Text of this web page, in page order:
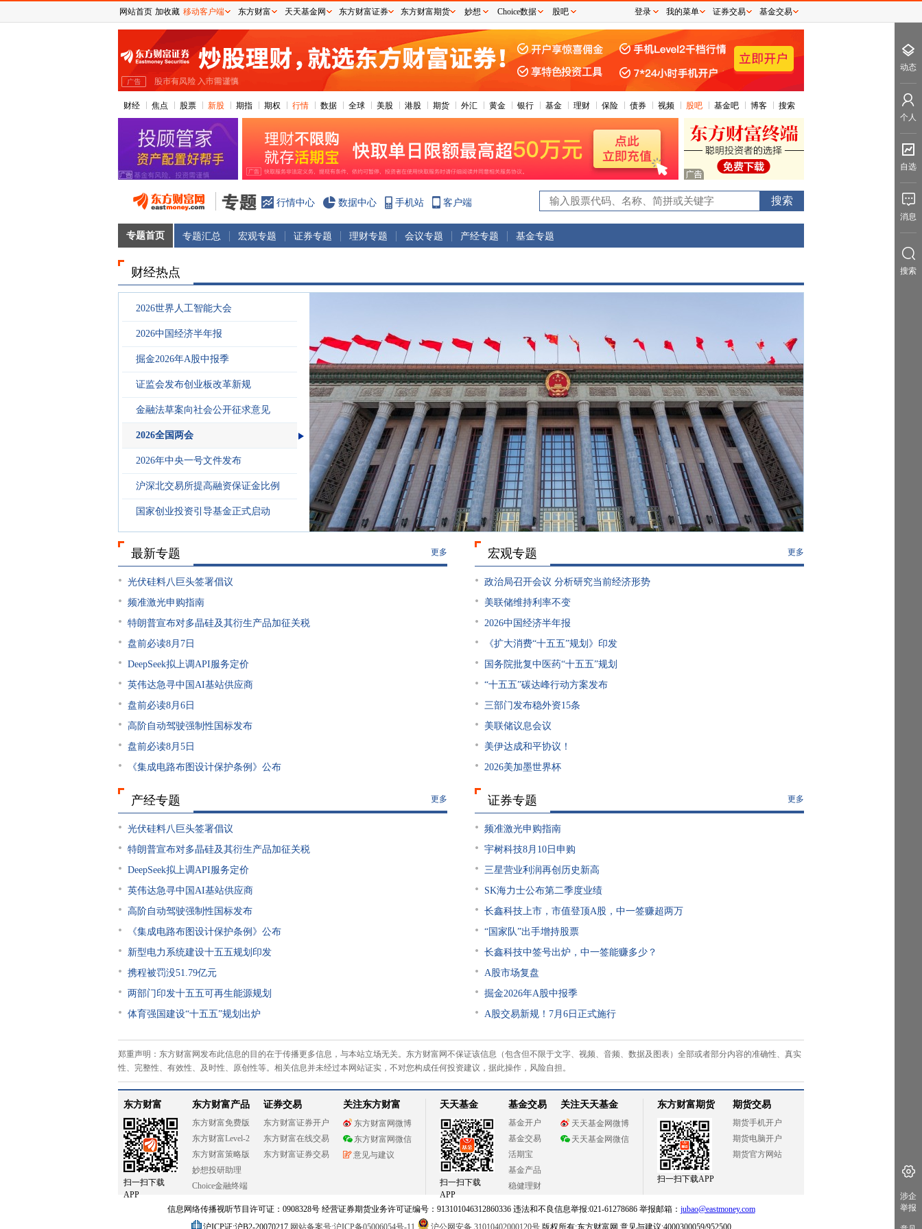
财经 焦点 股票 新股 期指 期权 行情 数据 全球 美股 港股 期货 外汇 黄金 银行 基金 理财 保险 债券 视频 股吧 基金吧 博客 搜索
行情中心 数据中心 手机站 客户端
专题首页 专题汇总 宏观专题 证券专题 理财专题 会议专题 产经专题 基金专题
财经热点
2026世界人工智能大会
2026中国经济半年报
掘金2026年A股中报季
证监会发布创业板改革新规
金融法草案向社会公开征求意见
2026全国两会
2026年中央一号文件发布
沪深北交易所提高融资保证金比例
国家创业投资引导基金正式启动
最新专题 更多
光伏硅料八巨头签署倡议
频准激光申购指南
特朗普宣布对多晶硅及其衍生产品加征关税
盘前必读8月7日
DeepSeek拟上调API服务定价
英伟达急寻中国AI基站供应商
盘前必读8月6日
高阶自动驾驶强制性国标发布
盘前必读8月5日
《集成电路布图设计保护条例》公布
宏观专题 更多
政治局召开会议 分析研究当前经济形势
美联储维持利率不变
2026中国经济半年报
《扩大消费“十五五”规划》印发
国务院批复中医药“十五五”规划
“十五五”碳达峰行动方案发布
三部门发布稳外资15条
美联储议息会议
美伊达成和平协议！
2026美加墨世界杯
产经专题 更多
光伏硅料八巨头签署倡议
特朗普宣布对多晶硅及其衍生产品加征关税
DeepSeek拟上调API服务定价
英伟达急寻中国AI基站供应商
高阶自动驾驶强制性国标发布
《集成电路布图设计保护条例》公布
新型电力系统建设十五五规划印发
携程被罚没51.79亿元
两部门印发十五五可再生能源规划
体育强国建设“十五五”规划出炉
证券专题 更多
频准激光申购指南
宇树科技8月10日申购
三星营业利润再创历史新高
SK海力士公布第二季度业绩
长鑫科技上市，市值登顶A股，中一签赚超两万
“国家队”出手增持股票
长鑫科技中签号出炉，中一签能赚多少？
A股市场复盘
掘金2026年A股中报季
A股交易新规！7月6日正式施行
郑重声明：东方财富网发布此信息的目的在于传播更多信息，与本站立场无关。东方财富网不保证该信息（包含但不限于文字、视频、音频、数据及图表）全部或者部分内容的准确性、真实
性、完整性、有效性、及时性、原创性等。相关信息并未经过本网站证实，不对您构成任何投资建议，据此操作，风险自担。
网站首页 加收藏 移动客户端 东方财富 天天基金网 东方财富证券 东方财富期货 妙想 Choice数据 股吧 登录 我的菜单 证券交易 基金交易
动态
个人
自选
消息
搜索
涉企
举报